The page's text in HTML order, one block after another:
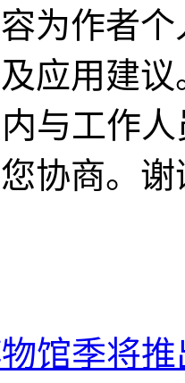
为作者
应用建
与工作
协商。
馆季将